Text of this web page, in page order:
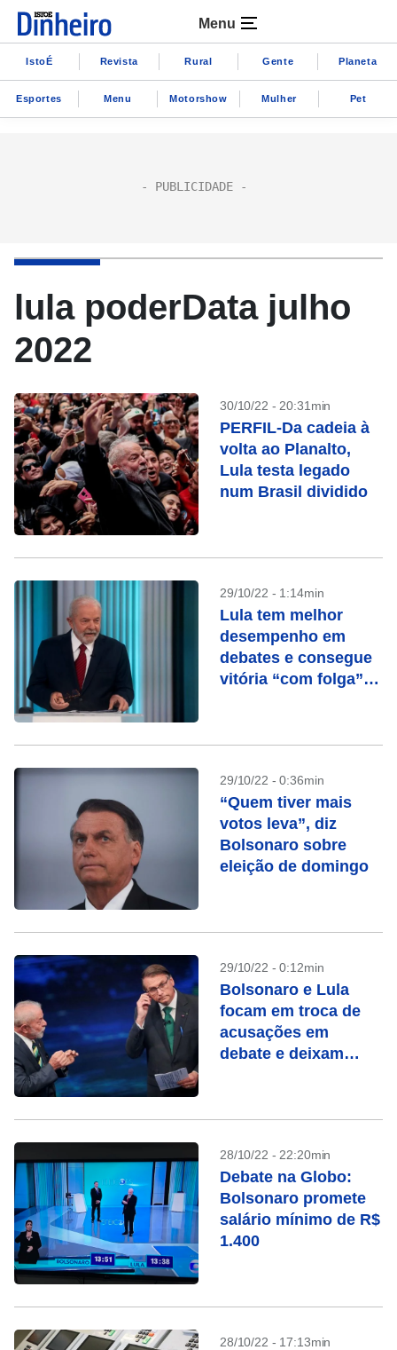
Menu
IstoÉ Revista Rural Gente Planeta
Esportes Menu Motorshow Mulher Pet
lula poderData julho
2022
30/10/22 - 20:31min
PERFIL-Da cadeia à
volta ao Planalto,
Lula testa legado
num Brasil dividido
29/10/22 - 1:14min
Lula tem melhor
desempenho em
debates e consegue
vitória “com folga”
29/10/22 - 0:36min
“Quem tiver mais
votos leva”, diz
Bolsonaro sobre
eleição de domingo
29/10/22 - 0:12min
Bolsonaro e Lula
focam em troca de
acusações em
debate e deixam
28/10/22 - 22:20min
Debate na Globo:
Bolsonaro promete
salário mínimo de R$
1.400
28/10/22 - 17:13min